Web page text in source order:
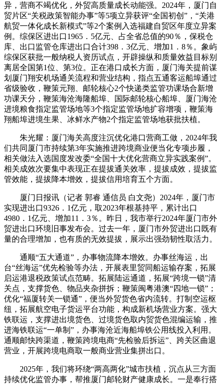
异，营商不竭优化，外贸高质量成长动能强。2024年，厦门自
贸片区“关税政策智能办事”等5项立异获评“全国初创”，“关港
航贸一体化成长新模式”等2个案例入选福建自贸区年度立异案
例。综保区进出口1965．5亿元、占全省总值的90％，保税仓
库、出口监管仓库进出口合计398．3亿元、增加1．8％。象屿
综保区获批一般纳税人资历试点，开辟操纵和质量效益目标别
离居全国第1位、第3位。正在港口成长方面，厦门海关提前谋
划厦门翔安机场通关流程和营业结构，指点五通客运船埠通过
省级验收，鞭策元翔、邮轮核心2个快递类监管功课场合新增
功课天分，鞭策海沧海隆船埠、国际邮轮核心船埠、厦门海沧
进境粮食指定监管场地等3个指定监管场地扩容增项，鞭策海
翔船埠进境生果、冰鲜水产物2个指定监管场地获批扶植。
朱光耀：厦门海关高度注沉优化港口营商工做，2024年我
们共同厦门市持续第3年实施推进跨境商业便当化专项步履，
相关做法入选国度发改委“全国十大优化营商立异实践案例”。
相关成效次要集中表现正在提拔通关效率，提拔成效，提拔监
管效能，提拔降本增效，提拔信用培育五个方面。
厦门日报讯（记者 郭睿 通信员 白文尧）2024年，厦门市
实现进出口9326．1亿元，取2023年根基持平，累计出口
4980．1亿元、增加11．3％。昨日，我市举行2024年厦门市外
贸进出口环境旧事发布会。过去一年，厦门市外贸进出口既有
量的合理增加，也有质的无效提拔，展示出强劲韧性取活力。
通顺“五大通道”，办事物流降本增效。办事丝海运，出
台“丝海运”优先检验等办法，开展表里贸同船运输存案，拓展
启运港退税政策试点范畴。拓展陆运通道，拓展“跨境一锁”清
关点，支撑货色、物品夹杂拼拆；鞭策闽粤港澳“四地一锁”；
优化“福厦转关一锁通”，便当外贸货色省内流转。打制空运枢
纽，拓展航空电子货运平台功能，构成新机场营业方案。强大
铁联运，支撑进出境货色、过境货色取内贸货色混编运输，推
进海铁联运“一单制”，办事海沧近海船埠铁公用线投入利用。
通顺邮快跨渠道，鞭策跨境电商“先检验后拆运”、跨关区曲退
营业，开展跨境电商取一般商业营业集拼出口。
2025年，我们将环绕“两高两化”城市扶植，沉点从三方面
持续优化监管办事，帮推厦门邮轮财产健康成长。一是奉行搭